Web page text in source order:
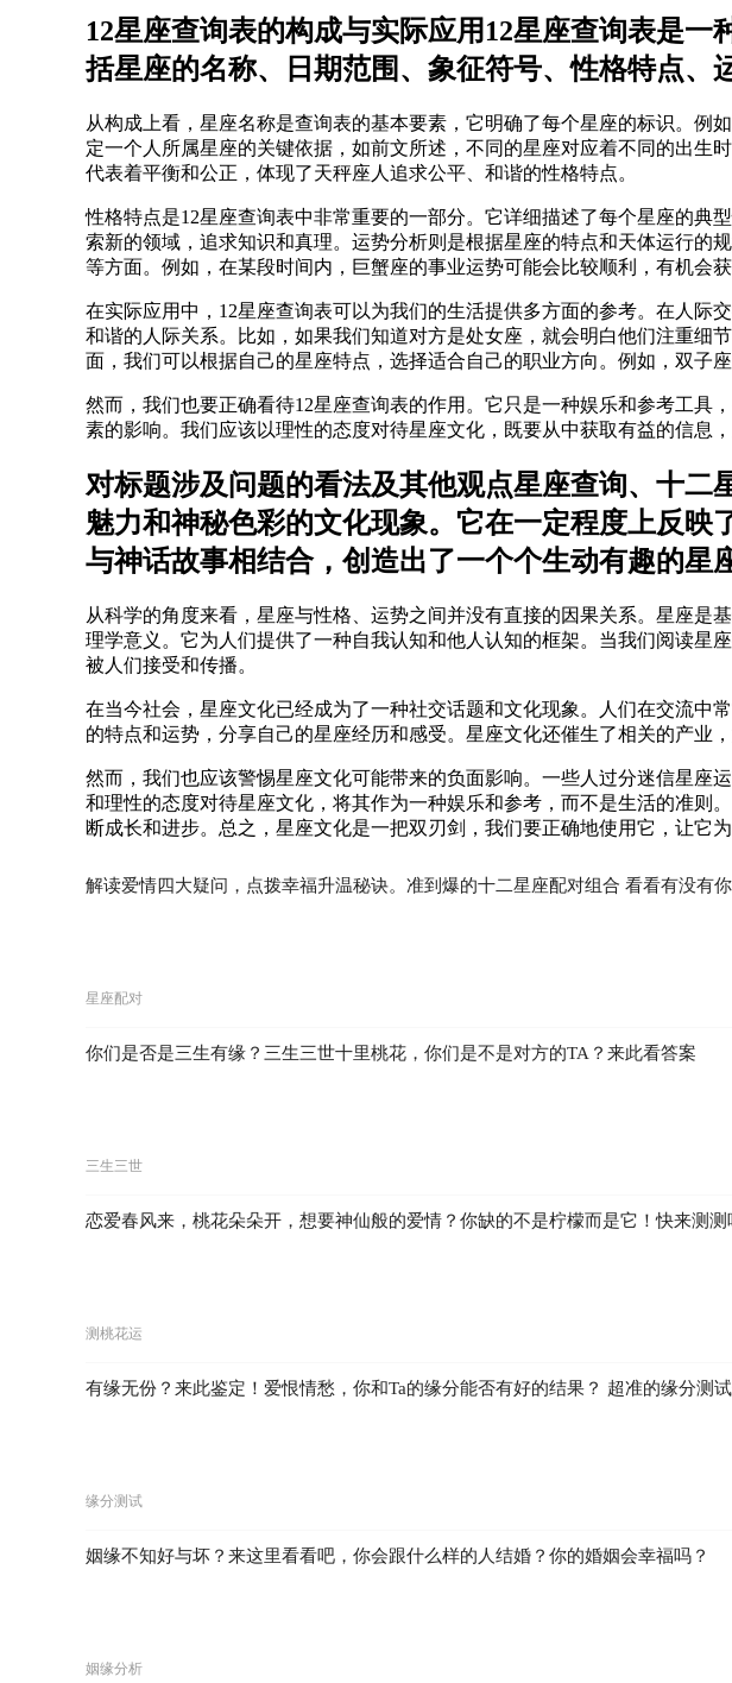
12星座查询表的构成与实际应用12星座查询表是
括星座的名称、日期范围、象征符号、性格特点、
从构成上看，星座名称是查询表的基本要素，它明确了每个星座的标识。
定一个人所属星座的关键依据，如前文所述，不同的星座对应着不同的出生
代表着平衡和公正，体现了天秤座人追求公平、和谐的性格特点。
性格特点是12星座查询表中非常重要的一部分。它详细描述了每个星座的
索新的领域，追求知识和真理。运势分析则是根据星座的特点和天体运行的
等方面。例如，在某段时间内，巨蟹座的事业运势可能会比较顺利，有机会
在实际应用中，12星座查询表可以为我们的生活提供多方面的参考。在人
和谐的人际关系。比如，如果我们知道对方是处女座，就会明白他们注重细
面，我们可以根据自己的星座特点，选择适合自己的职业方向。例如，双子
然而，我们也要正确看待12星座查询表的作用。它只是一种娱乐和参考工具
素的影响。我们应该以理性的态度对待星座文化，既要从中获取有益的信息
对标题涉及问题的看法及其他观点星座查询、十
魅力和神秘色彩的文化现象。它在一定程度上反
与神话故事相结合，创造出了一个个生动有趣的星
从科学的角度来看，星座与性格、运势之间并没有直接的因果关系。星座
理学意义。它为人们提供了一种自我认知和他人认知的框架。当我们阅读星
被人们接受和传播。
在当今社会，星座文化已经成为了一种社交话题和文化现象。人们在交流中
的特点和运势，分享自己的星座经历和感受。星座文化还催生了相关的产业
然而，我们也应该警惕星座文化可能带来的负面影响。一些人过分迷信星座
和理性的态度对待星座文化，将其作为一种娱乐和参考，而不是生活的准则
断成长和进步。总之，星座文化是一把双刃剑，我们要正确地使用它，让它
解读爱情四大疑问，点拨幸福升温秘诀。准到爆的十二星座配对组合 看看有没有你
星座配对
你们是否是三生有缘？三生三世十里桃花，你们是不是对方的TA？来此看答案
三生三世
恋爱春风来，桃花朵朵开，想要神仙般的爱情？你缺的不是柠檬而是它！快来测测
测桃花运
有缘无份？来此鉴定！爱恨情愁，你和Ta的缘分能否有好的结果？ 超准的缘分测试
缘分测试
姻缘不知好与坏？来这里看看吧，你会跟什么样的人结婚？你的婚姻会幸福吗？
姻缘分析